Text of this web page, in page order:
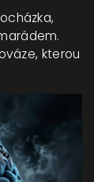
kterou